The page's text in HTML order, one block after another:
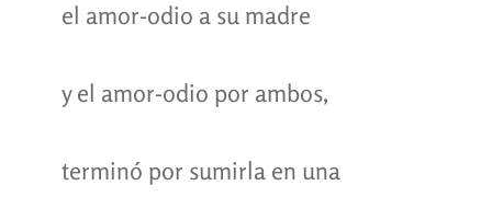
el amor-odio a su madre
y el amor-odio por ambos,
terminó por sumirla en una